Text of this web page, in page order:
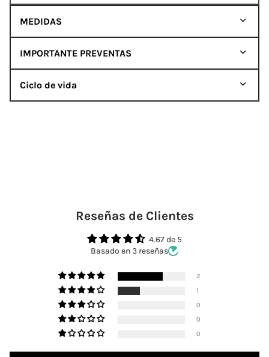
MEDIDAS
IMPORTANTE PREVENTAS
Ciclo de vida
Reseñas de Clientes
4.67 de 5
Basado en 3 reseñas
2
1
0
0
0